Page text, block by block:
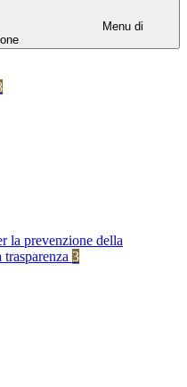
Menu di
la prevenzione della
3